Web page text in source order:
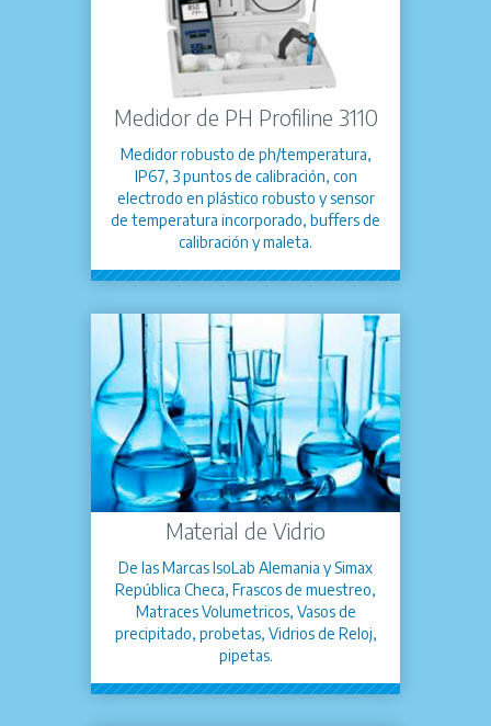
Medidor de PH Profiline 3110
Medidor robusto de ph/temperatura,
IP67, 3 puntos de calibración, con
electrodo en plástico robusto y sensor
de temperatura incorporado, buffers de
calibración y maleta.
Material de Vidrio
De las Marcas IsoLab Alemania y Simax
República Checa, Frascos de muestreo,
Matraces Volumetricos, Vasos de
precipitado, probetas, Vidrios de Reloj,
pipetas.